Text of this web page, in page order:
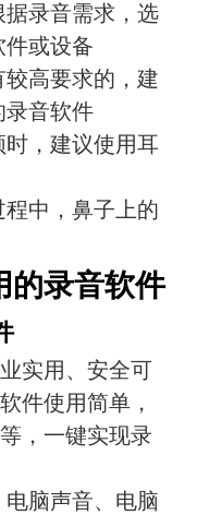
录音需求，选
件或设备
高要求的，建
录音软件
，建议使用耳
中，鼻子上的
的录音软件
实用、安全可
件使用简单，
，一键实现录
脑声音、电脑